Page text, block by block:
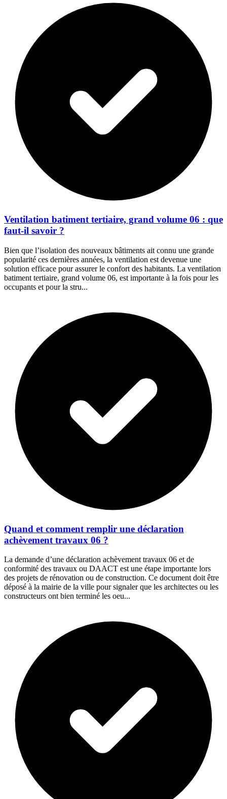
Ventilation batiment tertiaire, grand volume 06 : que
faut-il savoir ?
Bien que l’isolation des nouveaux bâtiments ait connu une grande
popularité ces dernières années, la ventilation est devenue une
solution efficace pour assurer le confort des habitants. La ventilation
batiment tertiaire, grand volume 06, est importante à la fois pour les
occupants et pour la stru...
Quand et comment remplir une déclaration
achèvement travaux 06 ?
La demande d’une déclaration achèvement travaux 06 et de
conformité des travaux ou DAACT est une étape importante lors
des projets de rénovation ou de construction. Ce document doit être
déposé à la mairie de la ville pour signaler que les architectes ou les
constructeurs ont bien terminé les oeu...